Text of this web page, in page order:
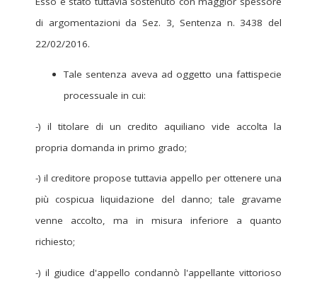
di argomentazioni da Sez. 3, Sentenza n. 3438 del
22/02/2016.
Tale sentenza aveva ad oggetto una fattispecie
processuale in cui:
-) il titolare di un credito aquiliano vide accolta la
propria domanda in primo grado;
-) il creditore propose tuttavia appello per ottenere una
più cospicua liquidazione del danno; tale gravame
venne accolto, ma in misura inferiore a quanto
richiesto;
-) il giudice d'appello condannò l'appellante vittorioso